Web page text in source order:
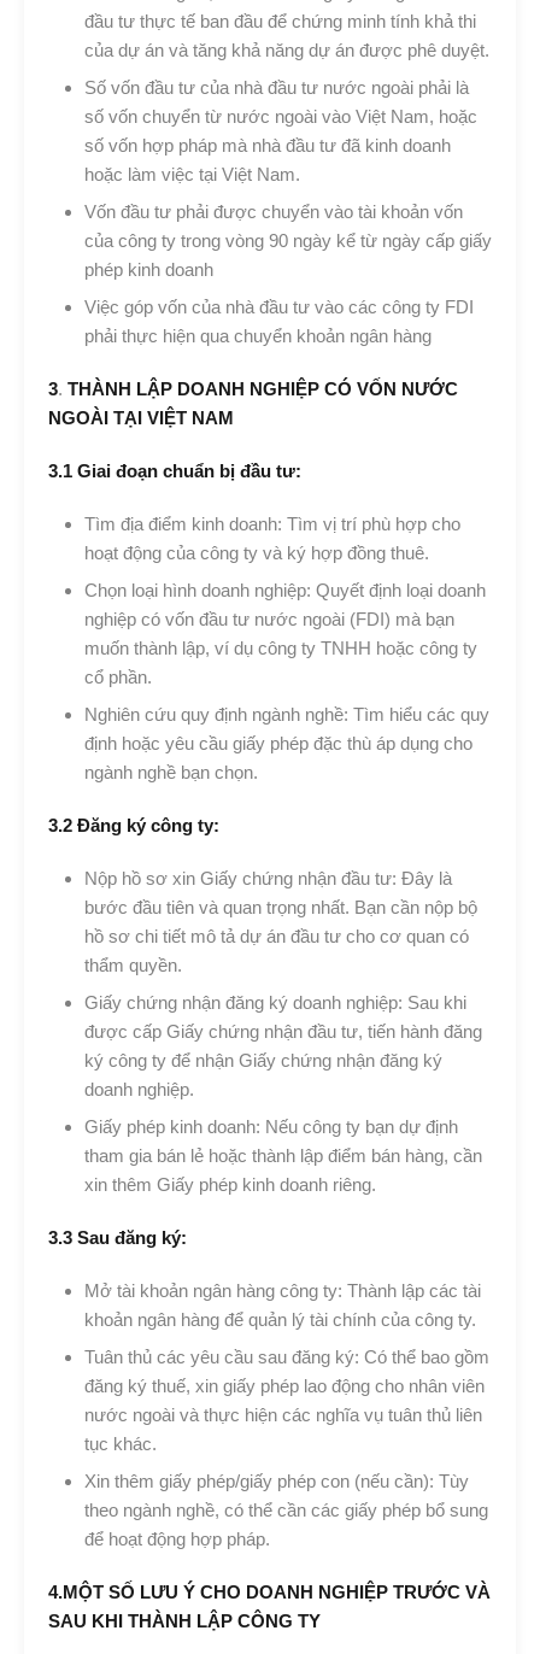
đầu tư thực tế ban đầu để chứng minh tính khả thi
của dự án và tăng khả năng dự án được phê duyệt.
Số vốn đầu tư của nhà đầu tư nước ngoài phải là
số vốn chuyển từ nước ngoài vào Việt Nam, hoặc
số vốn hợp pháp mà nhà đầu tư đã kinh doanh
hoặc làm việc tại Việt Nam.
Vốn đầu tư phải được chuyển vào tài khoản vốn
của công ty trong vòng 90 ngày kể từ ngày cấp giấy
phép kinh doanh
Việc góp vốn của nhà đầu tư vào các công ty FDI
phải thực hiện qua chuyển khoản ngân hàng
3. THÀNH LẬP DOANH NGHIỆP CÓ VỐN NƯỚC
NGOÀI TẠI VIỆT NAM
3.1 Giai đoạn chuẩn bị đầu tư:
Tìm địa điểm kinh doanh: Tìm vị trí phù hợp cho
hoạt động của công ty và ký hợp đồng thuê.
Chọn loại hình doanh nghiệp: Quyết định loại doanh
nghiệp có vốn đầu tư nước ngoài (FDI) mà bạn
muốn thành lập, ví dụ công ty TNHH hoặc công ty
cổ phần.
Nghiên cứu quy định ngành nghề: Tìm hiểu các quy
định hoặc yêu cầu giấy phép đặc thù áp dụng cho
ngành nghề bạn chọn.
3.2 Đăng ký công ty:
Nộp hồ sơ xin Giấy chứng nhận đầu tư: Đây là
bước đầu tiên và quan trọng nhất. Bạn cần nộp bộ
hồ sơ chi tiết mô tả dự án đầu tư cho cơ quan có
thẩm quyền.
Giấy chứng nhận đăng ký doanh nghiệp: Sau khi
được cấp Giấy chứng nhận đầu tư, tiến hành đăng
ký công ty để nhận Giấy chứng nhận đăng ký
doanh nghiệp.
Giấy phép kinh doanh: Nếu công ty bạn dự định
tham gia bán lẻ hoặc thành lập điểm bán hàng, cần
xin thêm Giấy phép kinh doanh riêng.
3.3 Sau đăng ký:
Mở tài khoản ngân hàng công ty: Thành lập các tài
khoản ngân hàng để quản lý tài chính của công ty.
Tuân thủ các yêu cầu sau đăng ký: Có thể bao gồm
đăng ký thuế, xin giấy phép lao động cho nhân viên
nước ngoài và thực hiện các nghĩa vụ tuân thủ liên
tục khác.
Xin thêm giấy phép/giấy phép con (nếu cần): Tùy
theo ngành nghề, có thể cần các giấy phép bổ sung
để hoạt động hợp pháp.
4.MỘT SỐ LƯU Ý CHO DOANH NGHIỆP TRƯỚC VÀ
SAU KHI THÀNH LẬP CÔNG TY